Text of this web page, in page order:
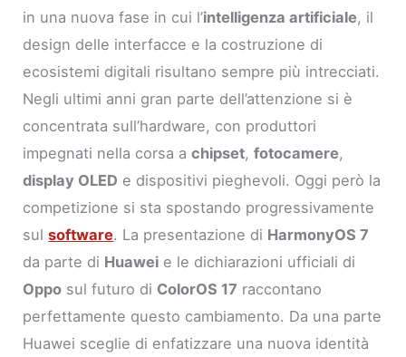
in una nuova fase in cui l’intelligenza artificiale, il
design delle interfacce e la costruzione di
ecosistemi digitali risultano sempre più intrecciati.
Negli ultimi anni gran parte dell’attenzione si è
concentrata sull’hardware, con produttori
impegnati nella corsa achipset,fotocamere,
display OLED e dispositivi pieghevoli. Oggi però la
competizione si sta spostando progressivamente
sulsoftware. La presentazione di HarmonyOS 7
da parte di Huawei e le dichiarazioni ufficiali di
Oppo sul futuro di ColorOS 17 raccontano
perfettamente questo cambiamento. Da una parte
Huawei sceglie di enfatizzare una nuova identità